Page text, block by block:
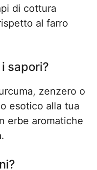
di cottura
al farro
sapori?
zenzero o
esotico alla tua
erbe aromatiche